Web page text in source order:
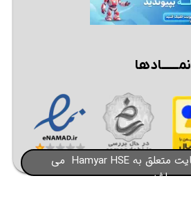
تمام حقوق این سایت متعلق به Hamyar HSE می
باشد​​​​​​​
نمــــــادها